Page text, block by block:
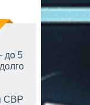
до 5
СВР